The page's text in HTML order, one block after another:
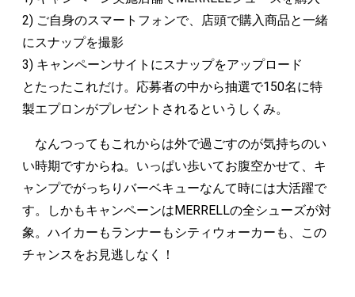
2) ご自身のスマートフォンで、店頭で購入商品と一緒
にスナップを撮影
3) キャンペーンサイトにスナップをアップロード
とたったこれだけ。応募者の中から抽選で150名に特
製エプロンがプレゼントされるというしくみ。
なんつってもこれからは外で過ごすのが気持ちのい
い時期ですからね。いっぱい歩いてお腹空かせて、キ
ャンプでがっちりバーベキューなんて時には大活躍で
す。しかもキャンペーンはMERRELLの全シューズが対
象。ハイカーもランナーもシティウォーカーも、この
チャンスをお見逃しなく！